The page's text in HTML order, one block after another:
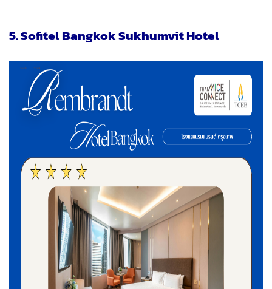
5. Sofitel Bangkok Sukhumvit Hotel